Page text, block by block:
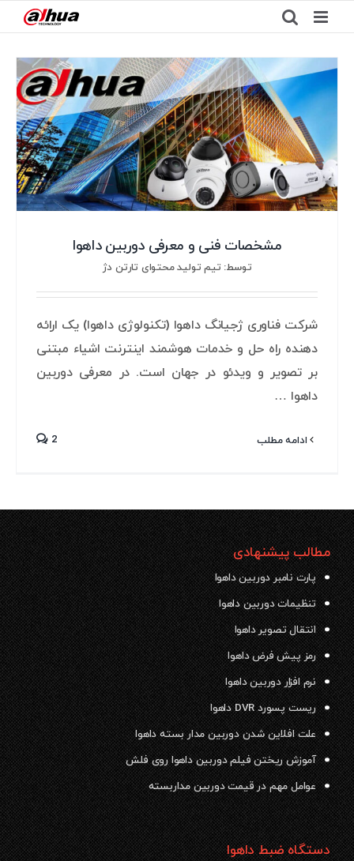
to
content
مشخصات فنی و معرفی دوربین داهوا
توسط: تیم تولید محتوای تارتن دژ
شرکت فناوری ژجیانگ داهوا (تکنولوژی داهوا) یک ارائه
دهنده راه حل و خدمات هوشمند اینترنت اشیاء مبتنی
بر تصویر و ویدئو در جهان است. در معرفی دوربین
داهوا …
ادامه مطلب 2
مطالب پیشنهادی
پارت نامبر دوربین داهوا
تنظیمات دوربین داهوا
انتقال تصویر داهوا
رمز پیش فرض داهوا
نرم افزار دوربین داهوا
ریست پسورد DVR داهوا
علت افلاین شدن دوربین مدار بسته داهوا
آموزش ریختن فیلم دوربین داهوا روی فلش
عوامل مهم در قیمت دوربین مداربسته
دستگاه ضبط داهوا